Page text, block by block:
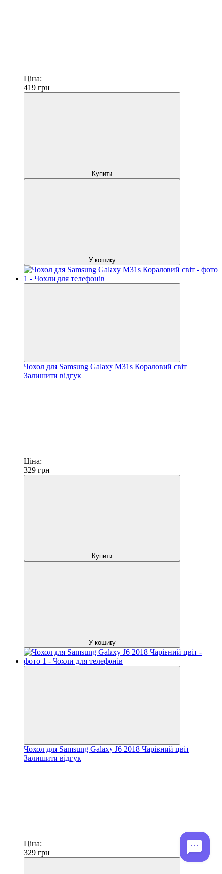
Ціна:
419 грн
Купити
У кошику
Чохол для Samsung Galaxy M31s Кораловий світ
Залишити відгук
Ціна:
329 грн
Купити
У кошику
Чохол для Samsung Galaxy J6 2018 Чарівний цвіт
Залишити відгук
Ціна:
329 грн